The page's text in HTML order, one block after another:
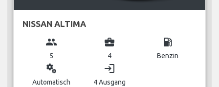
NISSAN ALTIMA
group
5
business_center
4
local_gas_station
Benzin
miscellaneous_services
Automatisch
login
4 Ausgang